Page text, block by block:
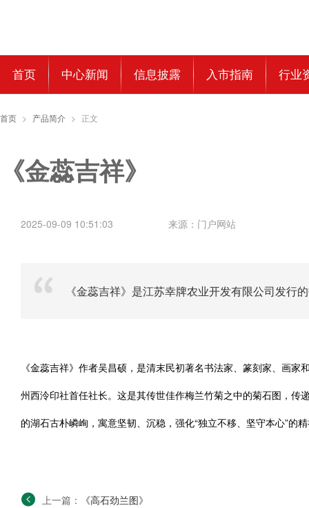
首页 中心新闻 信息披露 入市指南 行业
首页 > 产品简介 > 正文
《金蕊吉祥》
2025-09-09 10:51:03 来源：门户网站
《金蕊吉祥》是江苏幸牌农业开发有限公司发行
《金蕊吉祥》作者吴昌硕，是清末民初著名书法家、篆刻家、画家
州西泠印社首任社长。这是其传世佳作梅兰竹菊之中的菊石图，传
的湖石古朴嶙峋，寓意坚韧、沉稳，强化“独立不移、坚守本心”的
上一篇： 《高石劲兰图》